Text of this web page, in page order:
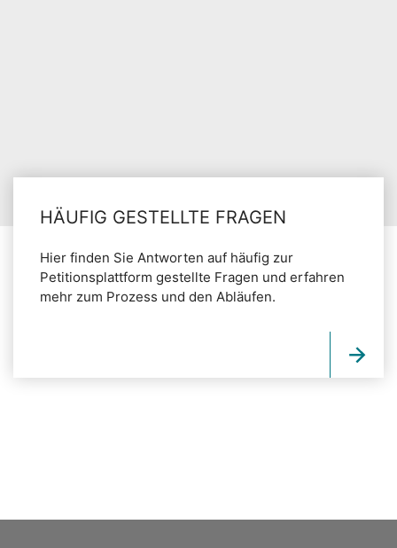
HÄUFIG GESTELLTE FRAGEN
Hier finden Sie Antworten auf häufig zur
Petitionsplattform gestellte Fragen und erfahren
mehr zum Prozess und den Abläufen.